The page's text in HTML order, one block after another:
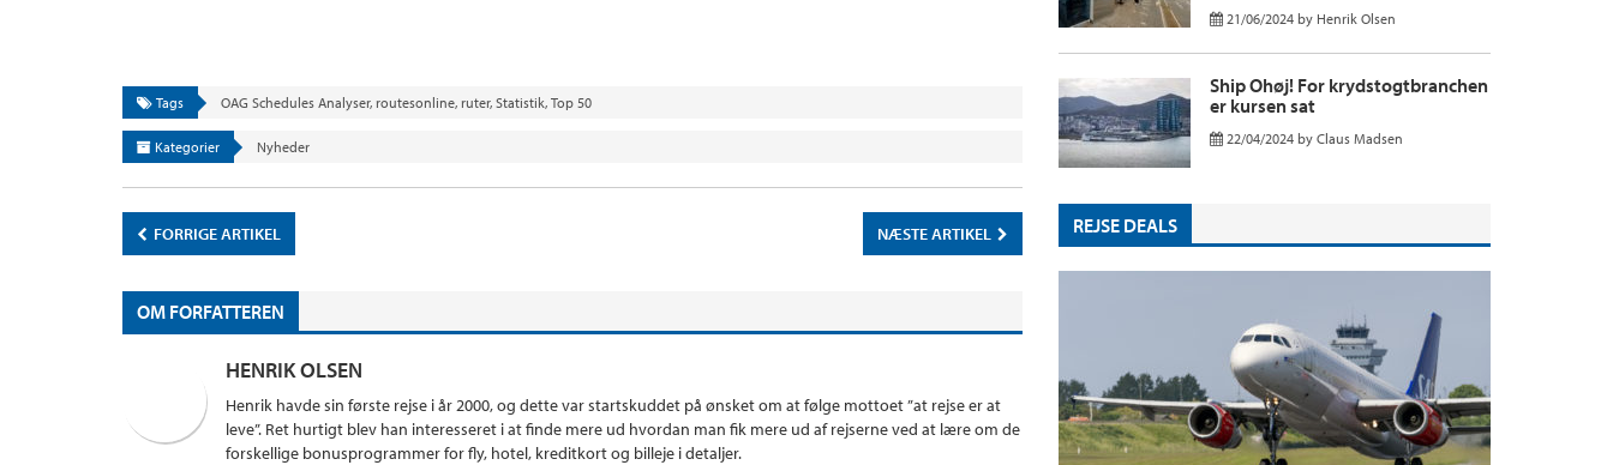
Tags OAG Schedules Analyser, routesonline, ruter, Statistik, Top 50
Kategorier Nyheder
FORRIGE ARTIKEL NÆSTE ARTIKEL
OM FORFATTEREN
HENRIK OLSEN
Henrik havde sin første rejse i år 2000, og dette var startskuddet på ønsket om at følge mottoet ”at rejse er at
leve”. Ret hurtigt blev han interesseret i at finde mere ud hvordan man fik mere ud af rejserne ved at lære om de
forskellige bonusprogrammer for fly, hotel, kreditkort og billeje i detaljer.
21/06/2024 by Henrik Olsen
Ship Ohøj! For krydstogtbranchen
er kursen sat
22/04/2024 by Claus Madsen
REJSE DEALS